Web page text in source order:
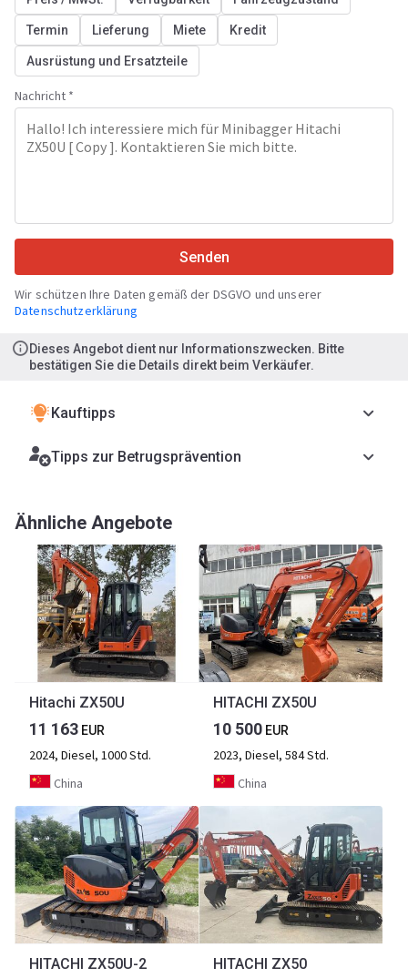
Termin Lieferung Miete Kredit
Ausrüstung und Ersatzteile
Nachricht *
Senden
Wir schützen Ihre Daten gemäß der DSGVO und unserer
Datenschutzerklärung
Dieses Angebot dient nur Informationszwecken. Bitte
bestätigen Sie die Details direkt beim Verkäufer.
Kauftipps
Tipps zur Betrugsprävention
Ähnliche Angebote
Hitachi ZX50U
11 163 EUR
2024, Diesel, 1000 Std.
China
HITACHI ZX50U
10 500 EUR
2023, Diesel, 584 Std.
China
HITACHI ZX50U-2 HITACHI ZX50